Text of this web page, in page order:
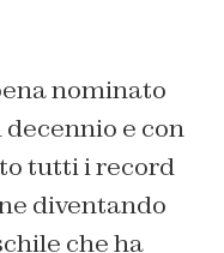
nominato
e con
tutti i record
diventando
che ha